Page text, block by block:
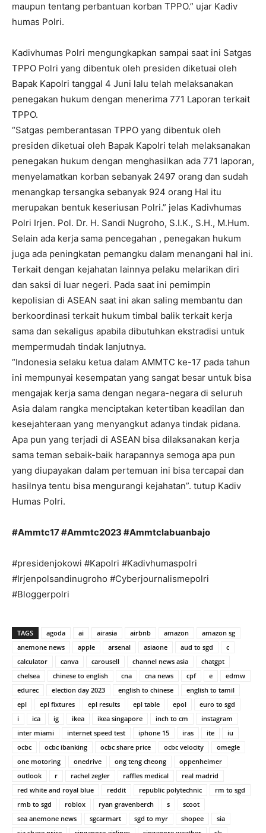
maupun tentang perbantuan korban TPPO.” ujar Kadiv
humas Polri.
Kadivhumas Polri mengungkapkan sampai saat ini Satgas
TPPO Polri yang dibentuk oleh presiden diketuai oleh
Bapak Kapolri tanggal 4 Juni lalu telah melaksanakan
penegakan hukum dengan menerima 771 Laporan terkait
TPPO.
“Satgas pemberantasan TPPO yang dibentuk oleh
presiden diketuai oleh Bapak Kapolri telah melaksanakan
penegakan hukum dengan menghasilkan ada 771 laporan,
menyelamatkan korban sebanyak 2497 orang dan sudah
menangkap tersangka sebanyak 924 orang Hal itu
merupakan bentuk keseriusan Polri.” jelas Kadivhumas
Polri Irjen. Pol. Dr. H. Sandi Nugroho, S.I.K., S.H., M.Hum.
Selain ada kerja sama pencegahan , penegakan hukum
juga ada peningkatan pemangku dalam menangani hal ini.
Terkait dengan kejahatan lainnya pelaku melarikan diri
dan saksi di luar negeri. Pada saat ini pemimpin
kepolisian di ASEAN saat ini akan saling membantu dan
berkoordinasi terkait hukum timbal balik terkait kerja
sama dan sekaligus apabila dibutuhkan ekstradisi untuk
mempermudah tindak lanjutnya.
“Indonesia selaku ketua dalam AMMTC ke-17 pada tahun
ini mempunyai kesempatan yang sangat besar untuk bisa
mengajak kerja sama dengan negara-negara di seluruh
Asia dalam rangka menciptakan ketertiban keadilan dan
kesejahteraan yang menyangkut adanya tindak pidana.
Apa pun yang terjadi di ASEAN bisa dilaksanakan kerja
sama teman sebaik-baik harapannya semoga apa pun
yang diupayakan dalam pertemuan ini bisa tercapai dan
hasilnya tentu bisa mengurangi kejahatan”. tutup Kadiv
Humas Polri.
#Ammtc17 #Ammtc2023 #Ammtclabuanbajo
#presidenjokowi #Kapolri #Kadivhumaspolri
#Irjenpolsandinugroho #Cyberjournalismepolri
#Bloggerpolri
TAGS agoda ai airasia airbnb amazon
amazon sg
anemone news
apple arsenal asiaone aud to sgd
c
calculator
canva carousell channel news asia
chatgpt
chelsea
chinese to english cna cna news cpf e
edmw
edurec
election day 2023 english to chinese
english to tamil
epl
epl fixtures epl results epl table epol
euro to sgd
i
ica ig ikea ikea singapore inch to cm
instagram
inter miami
internet speed test iphone 15 iras ite
iu
ocbc
ocbc ibanking ocbc share price ocbc velocity
omegle
one motoring
onedrive ong teng cheong
oppenheimer
outlook
r rachel zegler raffles medical
real madrid
red white and royal blue
reddit republic polytechnic
rm to sgd
rmb to sgd
roblox ryan gravenberch s
scoot
sea anemone news
sgcarmart sgd to myr shopee
sia